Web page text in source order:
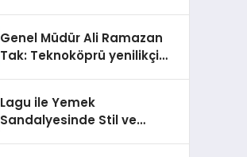
Genel Müdür Ali Ramazan
Tak: Teknoköprü yenilikçi
Lagu ile Yemek
Sandalyesinde Stil ve